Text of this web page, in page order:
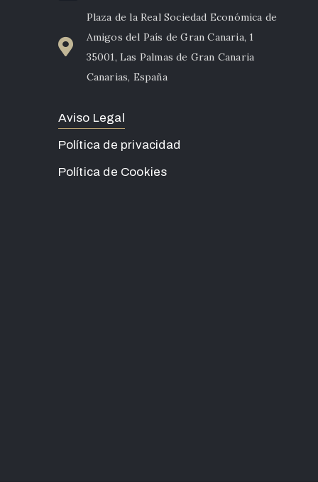
Plaza de la Real Sociedad Económica de
Amigos del País de Gran Canaria, 1
35001, Las Palmas de Gran Canaria
Canarias, España
Aviso Legal
Política de privacidad
Política de Cookies